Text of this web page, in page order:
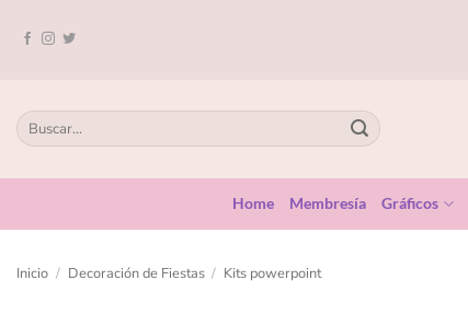
Home Membresía Gráficos
Inicio / Decoración de Fiestas / Kits powerpoint